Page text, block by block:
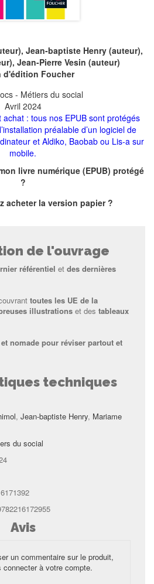
Jean-baptiste Henry (auteur),
Jean-Pierre Vesin (auteur)
d'édition Foucher
- Métiers du social
Avril 2024
: tous nos EPUB sont protégés
préalable d’un logiciel de
et Aldiko, Baobab ou Lis-a sur
mobile.
livre numérique (EPUB) protégé
?
acheter la version papier?
de l'ouvrage
référentiel et des dernières
toutes les UE de la
illustrations et des tableaux
nomade pour réviser partout et
techniques
, Jean-baptiste Henry, Mariame
du social
Avis
un commentaire sur le produit,
connecter à votre compte.